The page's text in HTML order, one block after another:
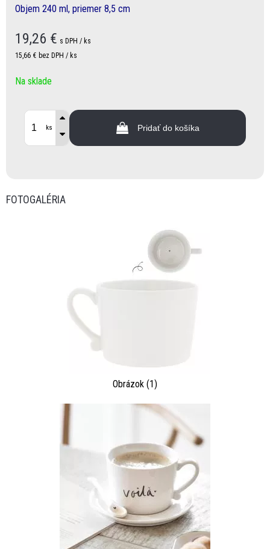
Objem 240 ml, priemer 8,5 cm
19,26 € s DPH / ks
15,66 € bez DPH / ks
Na sklade
ks Pridať do košíka
FOTOGALÉRIA
Obrázok (1)